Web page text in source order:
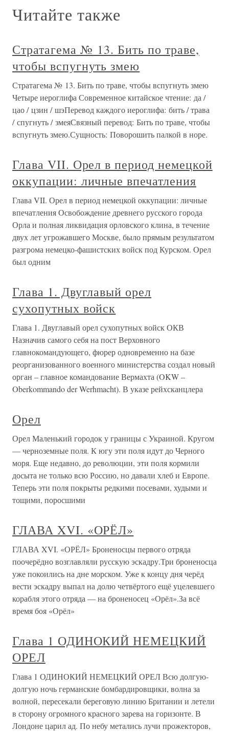
Читайте также
Стратагема № 13. Бить по траве,
чтобы вспугнуть змею
Стратагема № 13. Бить по траве, чтобы вспугнуть змею
Четыре иероглифа Современное китайское чтение: да /
цао / цзин / шэПеревод каждого иероглифа: бить / трава
/ спугнуть / змеяСвязный перевод: Бить по траве, чтобы
вспугнуть змею.Сущность: Поворошить палкой в норе.
Глава VII. Орел в период немецкой
оккупации: личные впечатления
Глава VII. Орел в период немецкой оккупации: личные
впечатления Освобождение древнего русского города
Орла и полная ликвидация орловского клина, в течение
двух лет угрожавшего Москве, было прямым результатом
разгрома немецко-фашистских войск под Курском. Орел
был одним
Глава 1. Двуглавый орел
сухопутных войск
Глава 1. Двуглавый орел сухопутных войск ОКВ
Назначив самого себя на пост Верховного
главнокомандующего, фюрер одновременно на базе
реорганизованного военного министерства создал новый
орган – главное командование Вермахта (OKW –
Oberkommando der Werhmacht). В указе рейхсканцлера
Орел
Орел Маленький городок у границы с Украиной. Кругом
— черноземные поля. К югу эти поля идут до Черного
моря. Еще недавно, до революции, эти поля кормили
досыта не только всю Россию, но давали хлеб и Европе.
Теперь эти поля покрыты редкими посевами, худыми и
тощими, поросшими
ГЛАВА XVI. «ОРЁЛ»
ГЛАВА XVI. «ОРЁЛ» Броненосцы первого отряда
поочерёдно возглавляли русскую эскадру.Три броненосца
уже покоились на дне морском. Уже к концу дня черёд
вести эскадру выпал на долю четвёртого ещё уцелевшего
корабля этого отряда — на броненосец «Орёл».За всё
время боя «Орёл»
Глава 1 ОДИНОКИЙ НЕМЕЦКИЙ
ОРЕЛ
Глава 1 ОДИНОКИЙ НЕМЕЦКИЙ ОРЕЛ Всю долгую-
долгую ночь германские бомбардировщики, волна за
волной, пересекали береговую линию Британии и летели
в сторону огромного красного зарева на горизонте. В
Лондоне царил ад. По небу метались лучи прожекторов,